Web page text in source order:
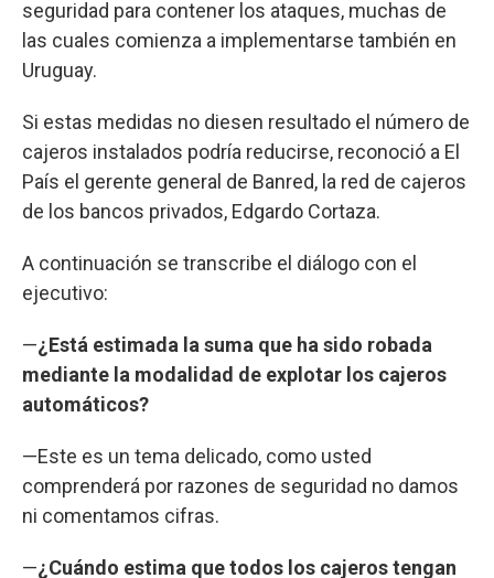
seguridad para contener los ataques, muchas de
las cuales comienza a implementarse también en
Uruguay.
Si estas medidas no diesen resultado el número de
cajeros instalados podría reducirse, reconoció a El
País el gerente general de Banred, la red de cajeros
de los bancos privados, Edgardo Cortaza.
A continuación se transcribe el diálogo con el
ejecutivo:
—¿Está estimada la suma que ha sido robada
mediante la modalidad de explotar los cajeros
automáticos?
—Este es un tema delicado, como usted
comprenderá por razones de seguridad no damos
ni comentamos cifras.
—¿Cuándo estima que todos los cajeros tengan